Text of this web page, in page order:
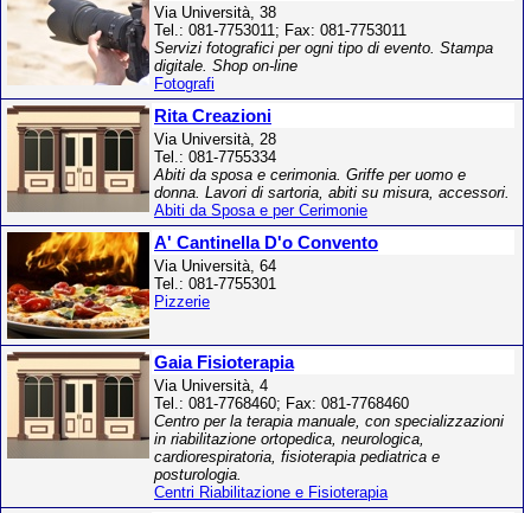
Via Università, 38
Tel.: 081-7753011; Fax: 081-7753011
Servizi fotografici per ogni tipo di evento. Stampa
digitale. Shop on-line
Fotografi
Rita Creazioni
Via Università, 28
Tel.: 081-7755334
Abiti da sposa e cerimonia. Griffe per uomo e
donna. Lavori di sartoria, abiti su misura, accessori.
Abiti da Sposa e per Cerimonie
A' Cantinella D'o Convento
Via Università, 64
Tel.: 081-7755301
Pizzerie
Gaia Fisioterapia
Via Università, 4
Tel.: 081-7768460; Fax: 081-7768460
Centro per la terapia manuale, con specializzazioni
in riabilitazione ortopedica, neurologica,
cardiorespiratoria, fisioterapia pediatrica e
posturologia.
Centri Riabilitazione e Fisioterapia